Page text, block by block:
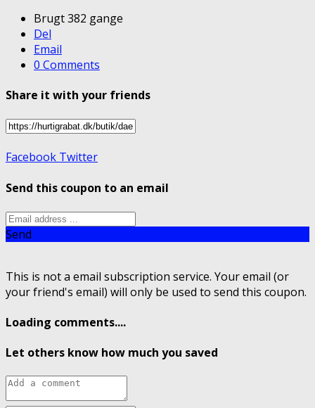
Brugt 382 gange
Del
Email
0 Comments
Share it with your friends
Facebook Twitter
Send this coupon to an email
Send
This is not a email subscription service. Your email (or
your friend's email) will only be used to send this coupon.
Loading comments....
Let others know how much you saved